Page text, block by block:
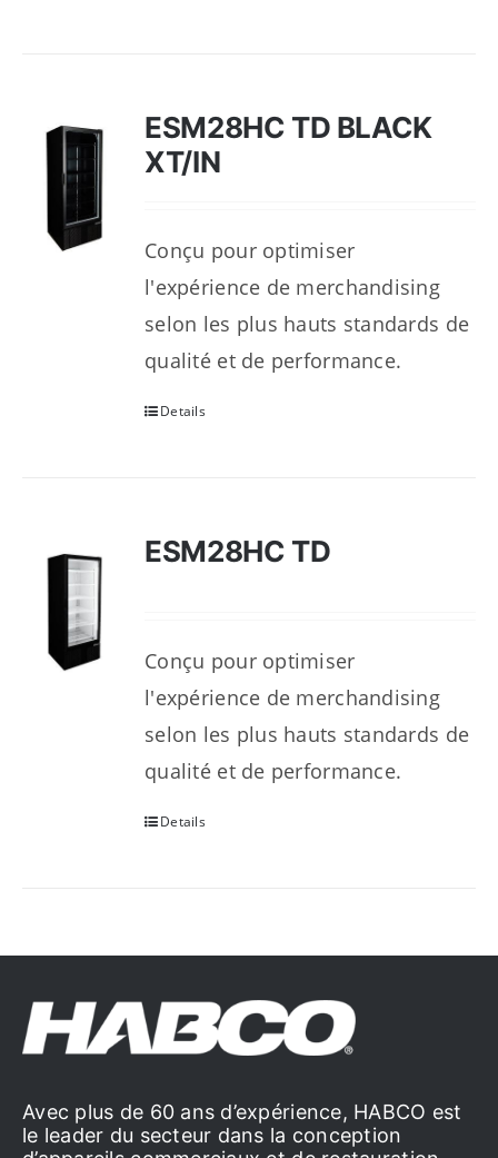
ESM28HC TD BLACK
XT/IN
Conçu pour optimiser
l'expérience de merchandising
selon les plus hauts standards de
qualité et de performance.
Details
ESM28HC TD
Conçu pour optimiser
l'expérience de merchandising
selon les plus hauts standards de
qualité et de performance.
Details
Avec plus de 60 ans d’expérience, HABCO est
le leader du secteur dans la conception